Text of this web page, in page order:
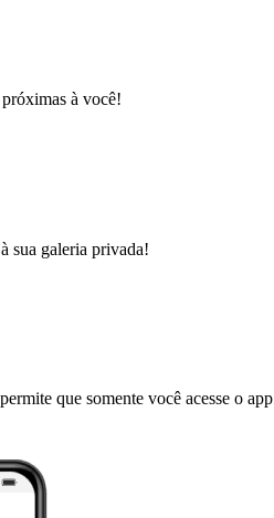
próximas à você!
sua galeria privada!
que somente você acesse o